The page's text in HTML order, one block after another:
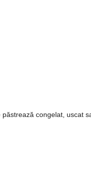
congelat, uscat